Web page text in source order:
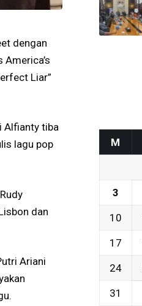
dengan
Liar”
Alfianty tiba
lagu pop
dan
Ariani
M
3
10
17
24
31